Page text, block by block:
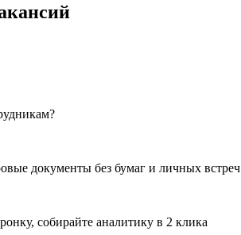
документы без бумаг и личных встреч
собирайте аналитику в 2 клика